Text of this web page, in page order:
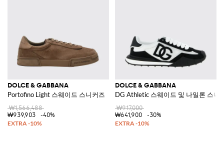
DOLCE & GABBANA
Portofino Light 스웨이드 스니커즈
₩1,566,488
₩939,903
-40%
DOLCE & GABBANA
DG Athletic 스웨이드 및 나일론 스니
₩917,000
₩641,900
-30%